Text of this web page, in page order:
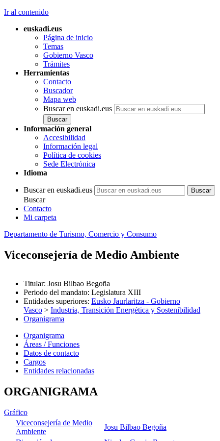
Ir al contenido
euskadi.eus
Página de inicio
Temas
Gobierno Vasco
Trámites
Herramientas
Contacto
Buscador
Mapa web
Buscar en euskadi.eus
Información general
Accesibilidad
Información legal
Política de cookies
Sede Electrónica
Idioma
Buscar en euskadi.eus
Buscar
Contacto
Mi carpeta
Departamento de Turismo, Comercio y Consumo
Viceconsejería de Medio Ambiente
Titular: Josu Bilbao Begoña
Periodo del mandato: Legislatura XIII
Entidades superiores: Eusko Jaurlaritza - Gobierno
Vasco > Industria, Transición Energética y Sostenibilidad
Organigrama
Organigrama
Áreas / Funciones
Datos de contacto
Cargos
Entidades relacionadas
ORGANIGRAMA
Gráfico
Viceconsejería de Medio
Ambiente
Josu Bilbao Begoña